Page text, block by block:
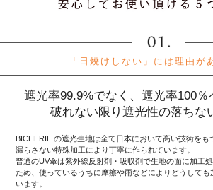
「日焼けしない」には理由が
遮光率99.9%でなく、遮光率100％
破れない限り遮光性の落ちな
BICHERIE.の遮光生地は全て日本において高い技術をも
漏らさない特殊加工により丁寧に作られています。
普通のUV傘は紫外線反射剤・吸収剤で生地の面に加工
ため、使っているうちに摩擦や雨などによりどうしても
います。